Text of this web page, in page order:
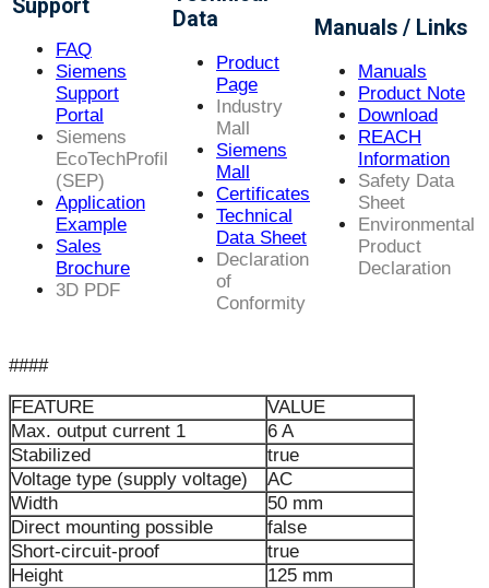
Support
FAQ
Siemens
Support
Portal
Siemens
EcoTechProfil
(SEP)
Application
Example
Sales
Brochure
3D PDF
Data
Product
Page
Industry
Mall
Siemens
Mall
Certificates
Technical
Data Sheet
Declaration
of
Conformity
Manuals / Links
Manuals
Product Note
Download
REACH
Information
Safety Data
Sheet
Environmental
Product
Declaration
####
FEATURE
VALUE
Max. output current 1
6 A
Stabilized
true
Voltage type (supply voltage)
AC
Width
50 mm
Direct mounting possible
false
Short-circuit-proof
true
Height
125 mm